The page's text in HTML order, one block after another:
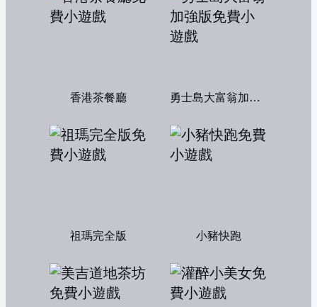
香港茶餐廳 勇士島大富翁加強版
祖瑪完全版 小豬快跑